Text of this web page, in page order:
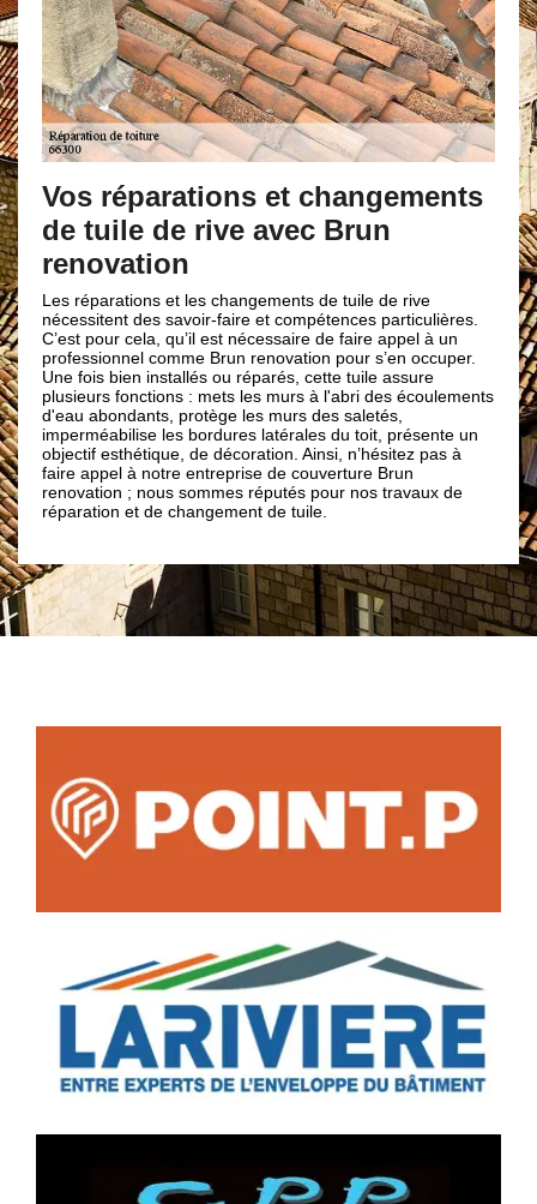
Vos réparations et changements
de tuile de rive avec Brun
renovation
Les réparations et les changements de tuile de rive
nécessitent des savoir-faire et compétences particulières.
C’est pour cela, qu’il est nécessaire de faire appel à un
professionnel comme Brun renovation pour s’en occuper.
Une fois bien installés ou réparés, cette tuile assure
plusieurs fonctions : mets les murs à l'abri des écoulements
d'eau abondants, protège les murs des saletés,
imperméabilise les bordures latérales du toit, présente un
objectif esthétique, de décoration. Ainsi, n’hésitez pas à
faire appel à notre entreprise de couverture Brun
renovation ; nous sommes réputés pour nos travaux de
réparation et de changement de tuile.